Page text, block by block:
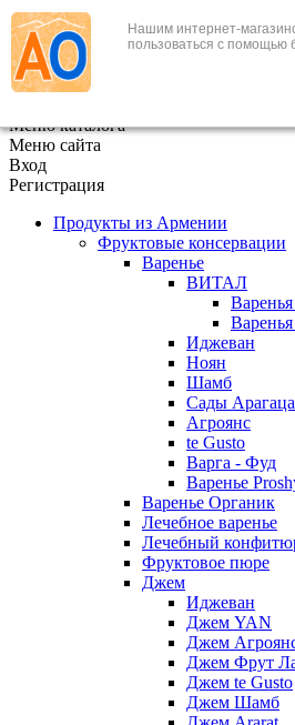
Нашим интернет-
пользоваться с помощью
+7 (495) 646-888-1
В корзине 0
Меню каталога
Меню сайта
Вход
Регистрация
Продукты из Армении
Фруктовые консервации
Варенье
ВИТАЛ
Иджеван
Ноян
Шамб
Сады Арагаца
Агроянс
te Gusto
Варга - Фуд
Варенье
Варенье Органик
Лечебное варенье
Лечебный
Фруктовое пюре
Джем
Иджеван
Джем YAN
Джем
Джем Фрут
Джем te Gusto
Джем Шамб